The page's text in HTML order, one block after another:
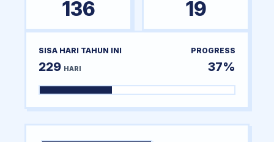
136 19
SISA HARI TAHUN INI
229 HARI
PROGRESS
37%